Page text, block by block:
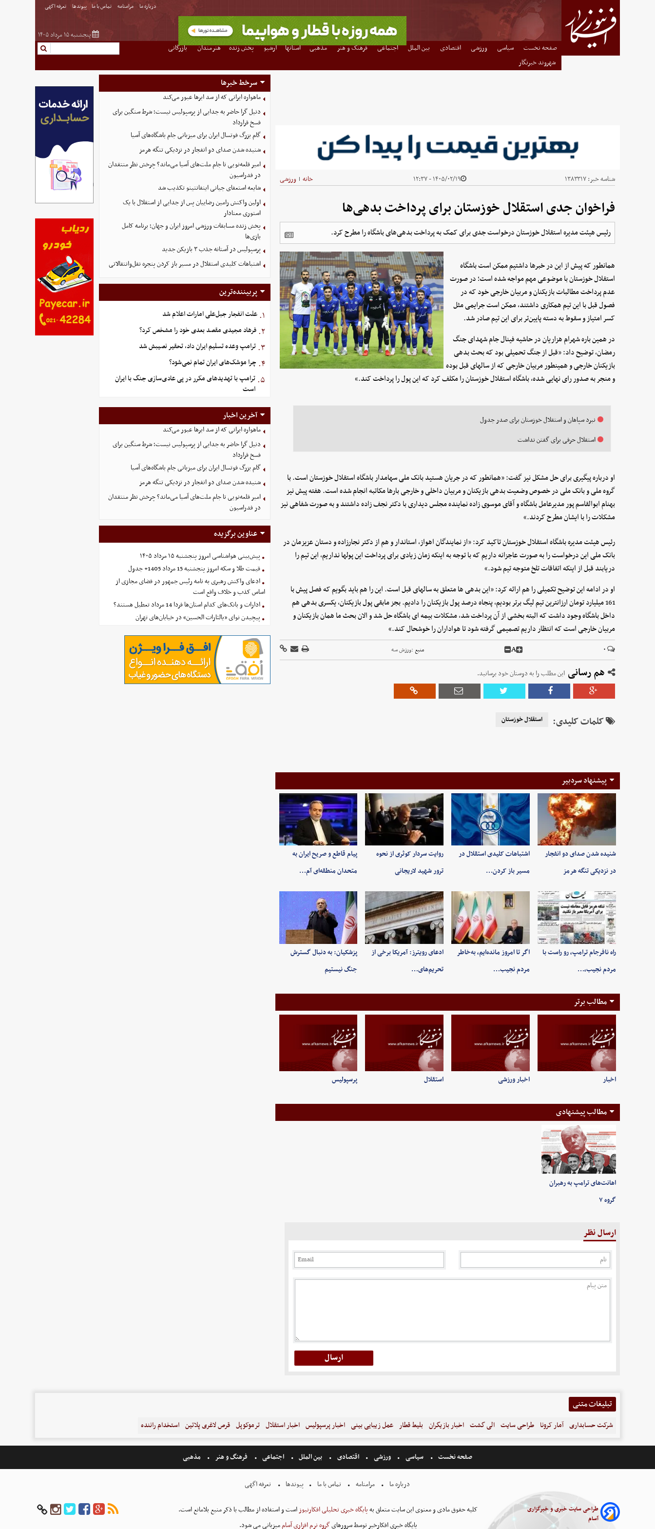
درباره ما مرامنامه تماس با ما پیوندها تعرفه اگهی
پنجشنبه ۱۵ مرداد ۱۴۰۵
صفحه نخست سیاسی ورزشی اقتصادی بین الملل اجتماعی فرهنگ و هنر مذهبی استانها آرشیو پخش زنده هنرمندان
بازرگانی
شهروند خبرنگار
شناسه خبر:۱۳۸۳۳۱۷ ۱۴۰۵/۰۲/۱۹ - ۱۲:۳۷ خانه | ورزشی
فراخوان جدی استقلال خوزستان برای پرداخت بدهی‌ها
رئیس هیئت مدیره استقلال خوزستان درخواست جدی برای کمک به پرداخت بدهی‌های باشگاه را مطرح کرد.
همانطور که پیش از این در خبرها داشتیم ممکن است باشگاه
استقلال خوزستان با موضوعی مهم مواجه شده است؛ در صورت
عدم پرداخت مطالبات بازیکنان و مربیان خارجی خود که در
فصول قبل با این تیم همکاری داشتند، ممکن است جرایمی مثل
کسر امتیاز و سقوط به دسته پایین‌تر برای این تیم صادر شد.
در همین باره شهرام هزاریان در حاشیه فینال جام شهدای جنگ
رمضان، توضیح داد: «قبل از جنگ تحمیلی بود که بحث بدهی
بازیکنان خارجی و همینطور مربیان خارجی که از سالهای قبل بوده
و منجر به صدور رای نهایی شده، باشگاه استقلال خوزستان را مکلف کرد که این پول را پرداخت کند.»
نبرد سپاهان و استقلال خوزستان برای صدر جدول
استقلال حرفی برای گفتن نداشت
او درباره پیگیری برای حل مشکل نیز گفت: «همانطور که در جریان هستید بانک ملی سهامدار باشگاه استقلال خوزستان است. با
گروه ملی و بانک ملی در خصوص وضعیت بدهی بازیکنان و مربیان داخلی و خارجی بارها مکاتبه انجام شده است. هفته پیش نیز
بهنام ابوالقاسم پور مدیرعامل باشگاه و آقای موسوی زاده نماینده مجلس دیداری با دکتر نجف زاده داشتند و به صورت شفاهی نیز
مشکلات را با ایشان مطرح کردند.»
رئیس هیئت مدیره باشگاه استقلال خوزستان تاکید کرد: «از نمایندگان اهواز، استاندار و هم از دکتر نجارزاده و دستان عزیزمان در
بانک ملی این درخواست را به صورت عاجزانه داریم که با توجه به اینکه زمان زیادی برای پرداخت این پولها نداریم، این تیم را
دریابند قبل از اینکه اتفاقات تلخ متوجه تیم شود.»
او در ادامه این توضیح تکمیلی را هم ارائه کرد: «این بدهی ها متعلق به سالهای قبل است. این را هم باید بگویم که فصل پیش با
161 میلیارد تومان ارزانترین تیم لیگ برتر بودیم، پنجاه درصد پول بازیکنان را دادیم. بجز مابقی پول بازیکنان، یکسری بدهی هم
داخل باشگاه وجود داشت که البته بخشی از آن پرداخت شد، مشکلات بیمه ای باشگاه حل شد و الان بحث ما همان بازیکنان و
مربیان خارجی است که انتظار داریم تصمیمی گرفته شود تا هواداران را خوشحال کند.»
۰ A منبع :ورزش سه
هم رسانی این مطلب را به دوستان خود برسانید.
کلمات کلیدی: استقلال خوزستان
پیشنهاد سردبیر
شنیده شدن صدای دو انفجار
در نزدیکی تنگه هرمز
اشتباهات کلیدی استقلال در
مسیر باز کردن…
روایت سردار کوثری از نحوه
ترور شهید لاریجانی
پیام قاطع و صریح ایران به
متحدان منطقه‌ای آم…
راه نافرجام ترامپ، رو راست با
مردم نجیب،…
اگر تا امروز مانده‌ایم، به‌خاطر
مردم نجیب…
ادعای رویترز: آمریکا برخی از
تحریم‌های…
پزشکیان: به‌ دنبال گسترش
جنگ نیستیم
مطالب برتر
اخبار اخبار ورزشی استقلال پرسپولیس
مطالب پیشنهادی
اهانت‌های ترامپ به رهبران
گروه ۷
ارسال نظر
سرخط خبرها
ماهواره ایرانی که از سد ابرها عبور می‌کند
دنیل گرا حاضر به جدایی از پرسپولیس نیست؛ شرط سنگین برای
فسخ قرارداد
گام بزرگ فوتسال ایران برای میزبانی جام باشگاه‌های آسیا
شنیده شدن صدای دو انفجار در نزدیکی تنگه هرمز
امیر قلعه‌نویی تا جام ملت‌های آسیا می‌ماند؟ چرخش نظر منتقدان
در فدراسیون
شایعه استعفای جیانی اینفانتینو تکذیب شد
اولین واکنش رامین رضاییان پس از جدایی از استقلال با یک
استوری معنادار
پخش زنده مسابقات ورزشی امروز ایران و جهان؛ برنامه کامل
بازی‌ها
پرسپولیس در آستانه جذب ۳ بازیکن جدید
اشتباهات کلیدی استقلال در مسیر باز کردن پنجره نقل‌وانتقالاتی
پربیننده‌ترین
۱. علت انفجار جبل‌علی امارات اعلام شد
۲. فرهاد مجیدی مقصد بعدی خود را مشخص کرد؟
۳. ترامپ وعده تسلیم ایران داد، تحقیر نصیبش شد
۴. چرا موشک‌های ایران تمام نمی‌شود؟
۵. ترامپ با تهدیدهای مکرر در پی عادی‌سازی جنگ با ایران
است
آخرین اخبار
ماهواره ایرانی که از سد ابرها عبور می‌کند
دنیل گرا حاضر به جدایی از پرسپولیس نیست؛ شرط سنگین برای
فسخ قرارداد
گام بزرگ فوتسال ایران برای میزبانی جام باشگاه‌های آسیا
شنیده شدن صدای دو انفجار در نزدیکی تنگه هرمز
امیر قلعه‌نویی تا جام ملت‌های آسیا می‌ماند؟ چرخش نظر منتقدان
در فدراسیون
عناوین برگزیده
پیش‌بینی هواشناسی امروز پنجشنبه ۱۵ مرداد ۱۴۰۵
قیمت طلا و سکه امروز پنجشنبه 15 مرداد 1405+ جدول
ادعای واکنش رهبری به نامه رئیس جمهور در فضای مجازی از
اساس کذب و خلاف واقع است
ادارات و بانک‌های کدام استان‌ها فردا 14 مرداد تعطیل هستند؟
پیچیدن نوای «یالثارات الحسین» در خیابان‌های تهران
تبلیغات متنی
شرکت حسابداری آمار کرونا طراحی سایت الی گشت اخبار بازیگران بلیط قطار عمل زیبایی بینی اخبار پرسپولیس اخبار استقلال ترموکوپل قرص لاغری پلاتین استخدام راننده
صفحه نخست سیاسی ورزشی اقتصادی بین الملل اجتماعی فرهنگ و هنر مذهبی
درباره ما مرامنامه تماس با ما پیوندها تعرفه اگهی
طراحی سایت خبری و خبرگزاری
آسام
کلیه حقوق مادی و معنوی این سایت متعلق بهپایگاه خبری تحلیلی افکارنیوزاست و استفاده از مطالب با ذکر منبع بلامانع است.
پایگاه خبری افکارخبر توسط سرورهایگروه نرم افزاری آساممیزبانی می شود.